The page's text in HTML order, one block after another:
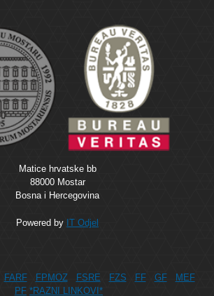
Matice hrvatske bb
88000 Mostar
Bosna i Hercegovina
Powered by IT Odjel
FARF FPMOZ FSRE FZS FF GF
MEF
PF *RAZNI LINKOVI*